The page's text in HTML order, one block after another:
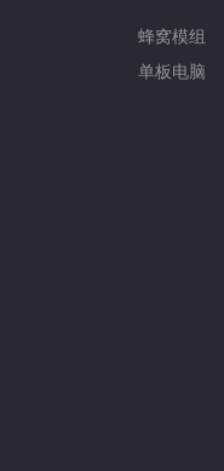
蜂窝模组
单板电脑